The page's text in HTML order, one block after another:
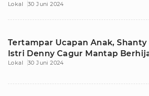
Lokal 30 Juni 2024
Tertampar Ucapan Anak, Shanty
Istri Denny Cagur Mantap
Lokal 30 Juni 2024